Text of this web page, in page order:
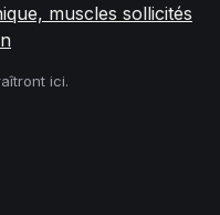
muscles sollicités
ici.